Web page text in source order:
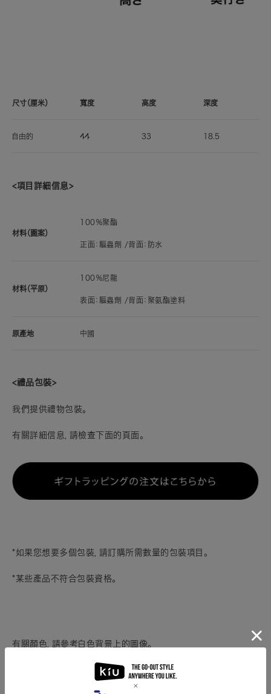
尺寸（厘米） 寬度 高度 深度
自由的 44 33 18.5
<項目詳細信息>
材料（圖案）
100％聚酯
正面：驅蟲劑 /背面：防水
材料（平原）
100％尼龍
表面：驅蟲劑 /背面：聚氨酯塗料
原產地 中國
<禮品包裝>
我們提供禮物包裝。
有關詳細信息，請檢查下面的頁面。
*如果您想要多個包裝，請訂購所需數量的包裝項目。
*某些產品不符合包裝資格。
有關顏色，請參考白色背景上的圖像。
我們已經制定了適當的顏色，使顏色接近實際產品，但是實際產品
的顏色可能會根據您的監視器設置和環境而有所不同。感謝您的